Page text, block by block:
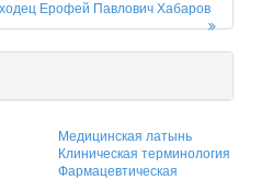
Ерофей Павлович Хабаров
Медицинская латынь
Клиническая терминология
Фармацевтическая